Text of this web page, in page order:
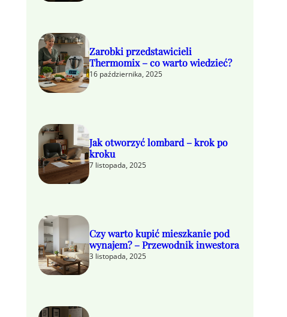
Zarobki przedstawicieli
Thermomix – co warto wiedzieć?
16 października, 2025
Jak otworzyć lombard – krok po
kroku
7 listopada, 2025
Czy warto kupić mieszkanie pod
wynajem? – Przewodnik inwestora
3 listopada, 2025